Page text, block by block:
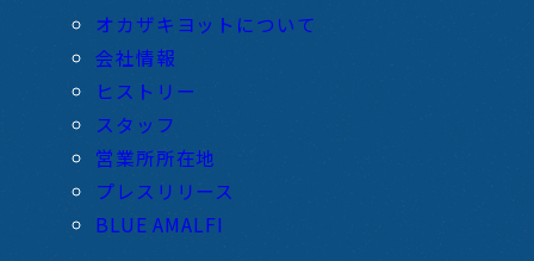
オカザキヨットについて
会社情報
ヒストリー
スタッフ
営業所所在地
プレスリリース
BLUE AMALFI